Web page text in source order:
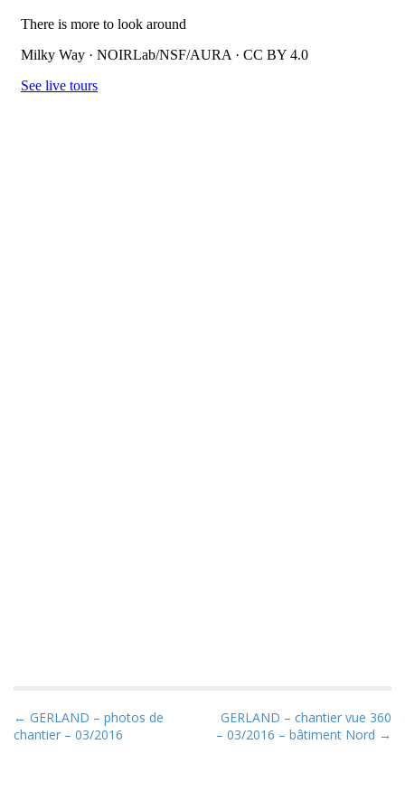
P
o
← GERLAND – photos de
chantier – 03/2016
GERLAND – chantier vue 360
– 03/2016 – bâtiment Nord →